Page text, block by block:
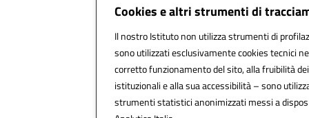
Cookies e altri strumenti di
Il nostro Istituto non utilizza strumenti di
sono utilizzati esclusivamente cookies tecnici
corretto funzionamento del sito, alla fruibilità
istituzionali e alla sua accessibilità – sono
strumenti statistici anonimizzati messi a